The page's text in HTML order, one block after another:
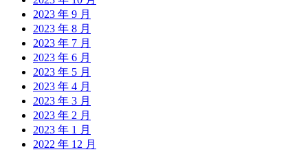
2023 年 9 月
2023 年 8 月
2023 年 7 月
2023 年 6 月
2023 年 5 月
2023 年 4 月
2023 年 3 月
2023 年 2 月
2023 年 1 月
2022 年 12 月